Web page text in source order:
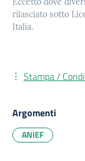
rilasciato sotto
Italia.
Stampa /
Argomenti
ANIEF